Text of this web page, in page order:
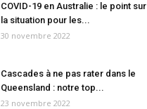
COVID-19 en Australie : le point sur
la situation pour les...
30 novembre 2022
Cascades à ne pas rater dans le
Queensland : notre top...
23 novembre 2022